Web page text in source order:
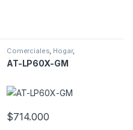
Comerciales, Hogar,
AT-LP60X-GM
$714.000